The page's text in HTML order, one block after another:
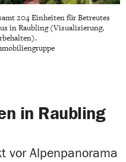
204 Einheiten für Betreutes
in Raubling (Visualisierung,
in Raubling
vor Alpenpanorama